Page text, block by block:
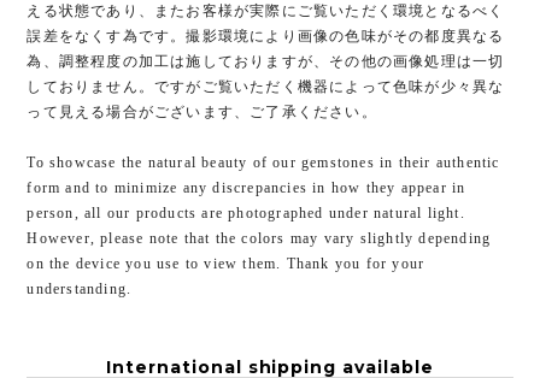
える状態であり、またお客様が実際にご覧いただく環境となるべく
誤差をなくす為です。撮影環境により画像の色味がその都度異なる
為、調整程度の加工は施しておりますが、その他の画像処理は一切
しておりません。ですがご覧いただく機器によって色味が少々異な
って見える場合がございます、ご了承ください。
To showcase the natural beauty of our gemstones in their authentic
form and to minimize any discrepancies in how they appear in
person, all our products are photographed under natural light.
However, please note that the colors may vary slightly depending
on the device you use to view them. Thank you for your
understanding.
International shipping available